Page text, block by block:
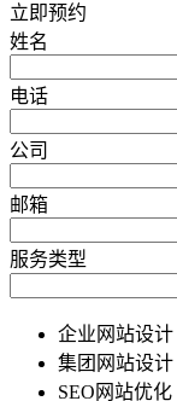
立即预约
姓名
电话
公司
邮箱
服务类型
企业网站设计
集团网站设计
SEO网站优化